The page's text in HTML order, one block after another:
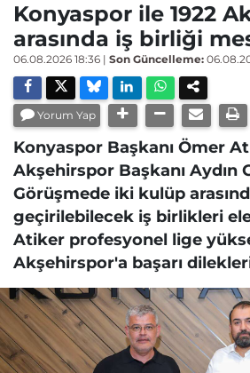
Konyaspor ile 1922
arasında iş birliği
06.08.2026 18:36 | Son Güncelleme:
Yorum Yap
Konyaspor Başkanı Ömer
Akşehirspor Başkanı Aydın
Görüşmede iki kulüp
geçirilebilecek iş birlikleri ele
Atiker profesyonel lige
Akşehirspor'a başarı